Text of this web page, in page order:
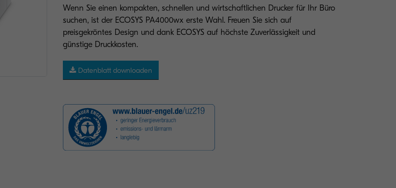
Wenn Sie einen kompakten, schnellen und wirtschaftlichen Drucker für Ihr Büro
suchen, ist der ECOSYS PA4000wx erste Wahl. Freuen Sie sich auf
preisgekröntes Design und dank ECOSYS auf höchste Zuverlässigkeit und
günstige Druckkosten.
Datenblatt downloaden